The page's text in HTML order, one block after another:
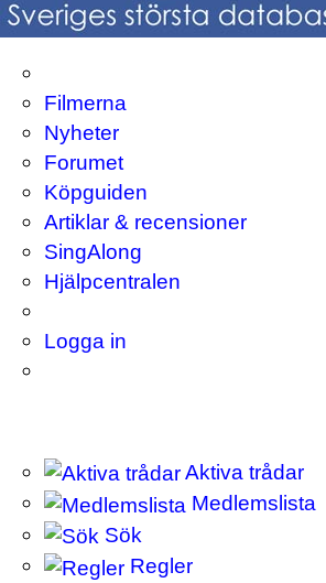
Filmerna
Nyheter
Forumet
Köpguiden
Artiklar & recensioner
SingAlong
Hjälpcentralen
Logga in
Aktiva trådar
Medlemslista
Sök
Regler